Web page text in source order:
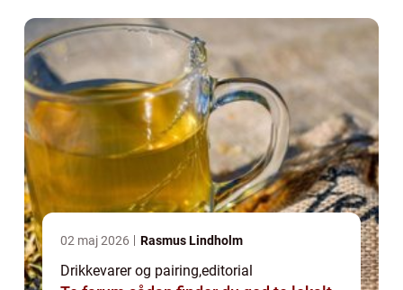
02 maj 2026 Rasmus Lindholm
Drikkevarer og pairing,editorial